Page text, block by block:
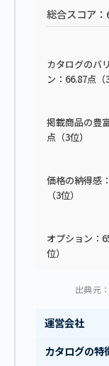
総合スコア：
カタログのバ
ン：66.87点（3
掲載商品の豊
点（3位）
価格の納得感
（3位）
オプション：
位）
出典元：
運営会社
カタログの特